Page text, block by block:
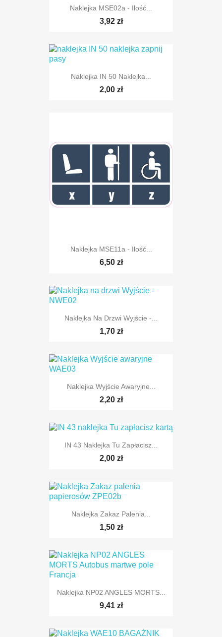
Naklejka MSE02a - Ilość...
3,92 zł
Naklejka IN 50 Naklejka...
2,00 zł
Naklejka MSE11a - Ilość...
6,50 zł
Naklejka Na Drzwi Wyjście -...
1,70 zł
Naklejka Wyjście Awaryjne...
2,20 zł
IN 43 Naklejka Tu Zapłacisz...
2,00 zł
Naklejka Zakaz Palenia...
1,50 zł
Naklejka NP02 ANGLES MORTS...
9,41 zł